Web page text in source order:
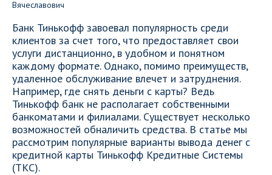
Банк Тинькофф завоевал популярность среди
клиентов за счет того, что предоставляет свои
услуги дистанционно, в удобном и понятном
каждому формате. Однако, помимо преимуществ,
удаленное обслуживание влечет и затруднения.
Например, где снять деньги с карты? Ведь
Тинькофф банк не располагает собственными
банкоматами и филиалами. Существует несколько
возможностей обналичить средства. В статье мы
рассмотрим популярные варианты вывода денег с
кредитной карты Тинькофф Кредитные Системы
(ТКС).